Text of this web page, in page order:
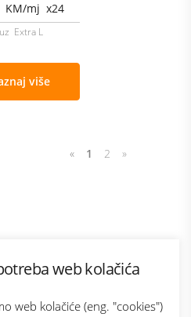
web kolačića
web kolačiće (eng. "cookies")
KM/mj x24
uz Extra L
više
« 1 2 »
plus
za newsletter